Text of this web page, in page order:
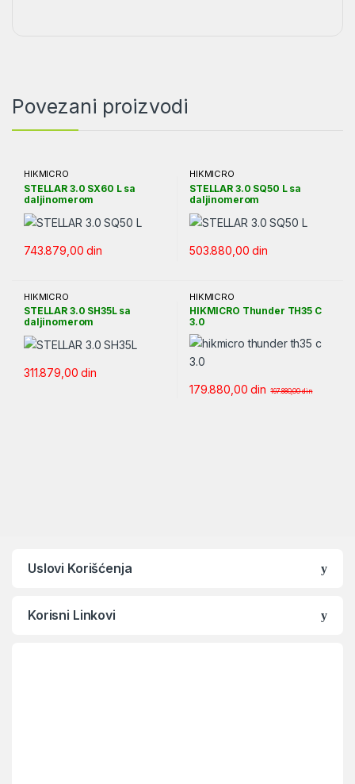
Povezani proizvodi
HIKMICRO
STELLAR 3.0 SX60 L sa
daljinomerom
743.879,00din
HIKMICRO
STELLAR 3.0 SQ50 L sa
daljinomerom
503.880,00din
HIKMICRO
STELLAR 3.0 SH35L sa
daljinomerom
311.879,00din
HIKMICRO
HIKMICRO Thunder TH35 C
3.0
179.880,00din 197.880,00din
Uslovi Korišćenja
Korisni Linkovi